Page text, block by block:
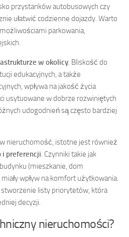
przystanków autobusowych czy
ułatwić codzienne dojazdy. Warto
parkowania,
w okolicy. Bliskość do
edukacyjnych, a także
wpływa na jakość życia
usytuowane w dobrze rozwiniętych
udogodnień są często bardziej
nieruchomość, istotne jest również
i preferencji. Czynniki takie jak
(mieszkanie, dom
wpływ na komfort użytkowania.
listy priorytetów, która
decyzji.
nieruchomości?